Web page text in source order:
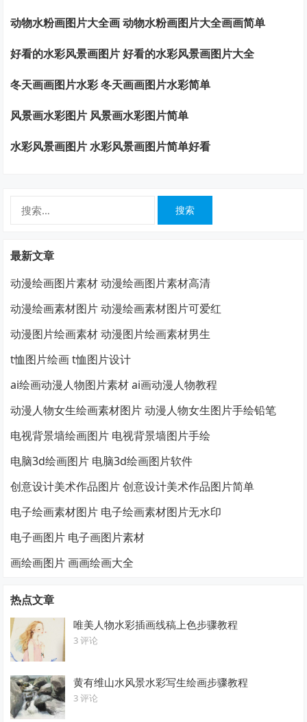
动物水粉画图片大全画 动物水粉画图片大全画画简单
好看的水彩风景画图片 好看的水彩风景画图片大全
冬天画画图片水彩 冬天画画图片水彩简单
风景画水彩图片 风景画水彩图片简单
水彩风景画图片 水彩风景画图片简单好看
最新文章
动漫绘画图片素材 动漫绘画图片素材高清
动漫绘画素材图片 动漫绘画素材图片可爱红
动漫图片绘画素材 动漫图片绘画素材男生
t恤图片绘画 t恤图片设计
ai绘画动漫人物图片素材 ai画动漫人物教程
动漫人物女生绘画素材图片 动漫人物女生图片手绘铅笔
电视背景墙绘画图片 电视背景墙图片手绘
电脑3d绘画图片 电脑3d绘画图片软件
创意设计美术作品图片 创意设计美术作品图片简单
电子绘画素材图片 电子绘画素材图片无水印
电子画图片 电子画图片素材
画绘画图片 画画绘画大全
热点文章
唯美人物水彩插画线稿上色步骤教程
3 评论
黄有维山水风景水彩写生绘画步骤教程
3 评论